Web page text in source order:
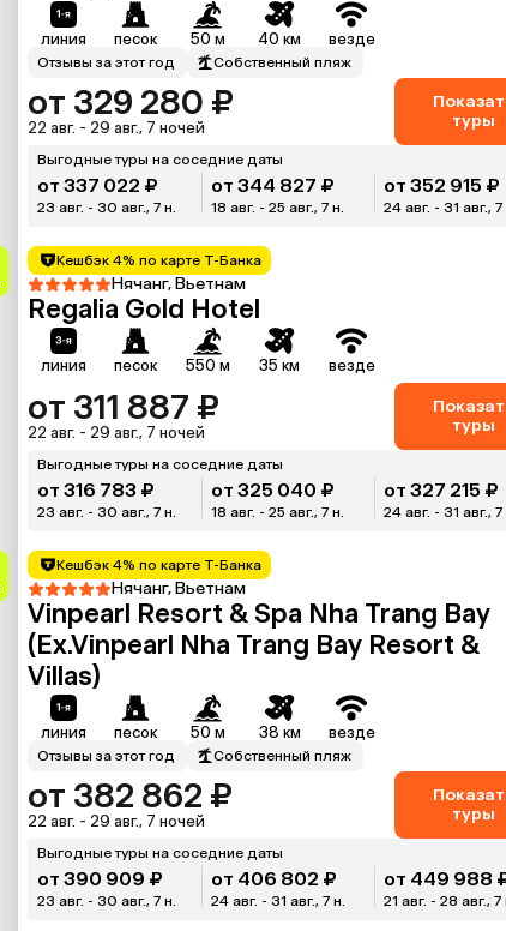
линия песок 50 м 40 км везде
Отзывы за этот год Собственный пляж
от 329 280 ₽
22 авг. - 29 авг., 7 ночей
туры
Выгодные туры на соседние даты
от 337 022 ₽
23 авг. - 30 авг., 7 н.
от 344 827 ₽
18 авг. - 25 авг., 7 н.
от 352 915 ₽
24 авг. - 31 авг., 7
Кешбэк 4% по карте Т-Банка
Нячанг, Вьетнам
Regalia Gold Hotel
линия песок 550 м 35 км везде
от 311 887 ₽
22 авг. - 29 авг., 7 ночей
туры
Выгодные туры на соседние даты
от 316 783 ₽
23 авг. - 30 авг., 7 н.
от 325 040 ₽
18 авг. - 25 авг., 7 н.
от 327 215 ₽
24 авг. - 31 авг., 7
Кешбэк 4% по карте Т-Банка
Нячанг, Вьетнам
Vinpearl Resort & Spa Nha Trang Bay
(Ex.Vinpearl Nha Trang Bay Resort &
Villas)
линия песок 50 м 38 км везде
Отзывы за этот год Собственный пляж
от 382 862 ₽
22 авг. - 29 авг., 7 ночей
туры
Выгодные туры на соседние даты
от 390 909 ₽
23 авг. - 30 авг., 7 н.
от 406 802 ₽
24 авг. - 31 авг., 7 н.
от 449 988
21 авг. - 28 авг., 7